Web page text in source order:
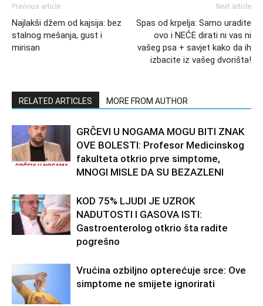
Previous article
Najlakši džem od kajsija: bez
stalnog mešanja, gust i
mirisan
Next article
Spas od krpelja: Samo uradite
ovo i NEĆE dirati ni vas ni
vašeg psa + savjet kako da ih
izbacite iz vašeg dvorišta!
RELATED ARTICLES MORE FROM AUTHOR
GRČEVI U NOGAMA MOGU BITI ZNAK
OVE BOLESTI: Profesor Medicinskog
fakulteta otkrio prve simptome,
MNOGI MISLE DA SU BEZAZLENI
KOD 75% LJUDI JE UZROK
NADUTOSTI I GASOVA ISTI:
Gastroenterolog otkrio šta radite
pogrešno
Vrućina ozbiljno opterećuje srce: Ove
simptome ne smijete ignorirati